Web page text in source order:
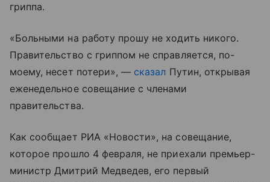
гриппа.
«Больными на работу прошу не ходить никого.
Правительство с гриппом не справляется, по-
моему, несет потери», — сказал Путин, открывая
еженедельное совещание с членами
правительства.
Как сообщает РИА «Новости», на совещание,
которое прошло 4 февраля, не приехали премьер-
министр Дмитрий Медведев, его первый